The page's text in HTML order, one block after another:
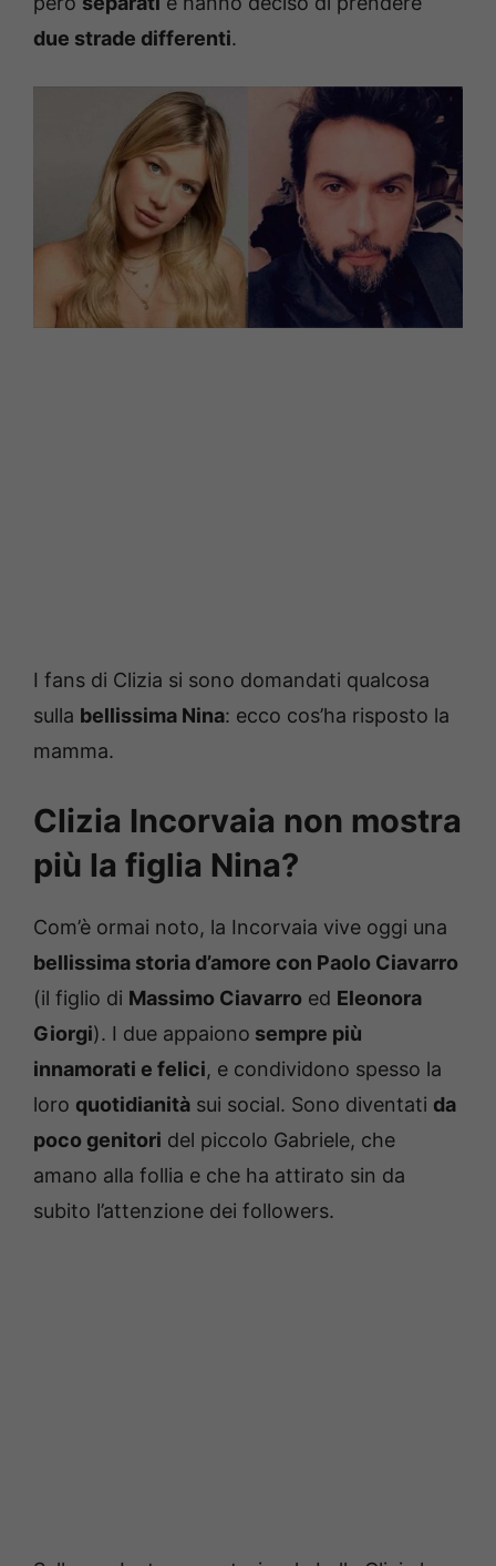
due strade differenti.
I fans di Clizia si sono domandati qualcosa
sulla bellissima Nina: ecco cos’ha risposto la
mamma.
Clizia Incorvaia non mostra
più la figlia Nina?
Com’è ormai noto, la Incorvaia vive oggi una
bellissima storia d’amore con Paolo Ciavarro
(il figlio di Massimo Ciavarro ed Eleonora
Giorgi). I due appaiono sempre più
innamorati e felici, e condividono spesso la
loro quotidianità sui social. Sono diventati da
poco genitori del piccolo Gabriele, che
amano alla follia e che ha attirato sin da
subito l’attenzione dei followers.